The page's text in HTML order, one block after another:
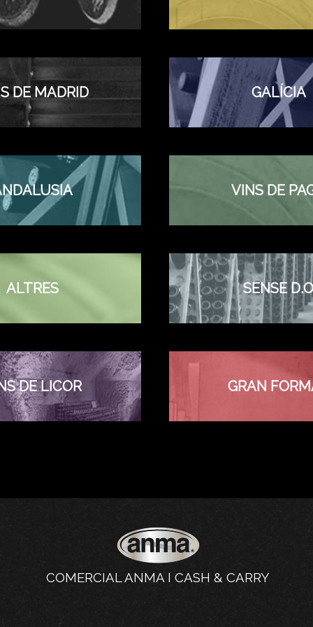
DE MADRID GALÍCIA
VINS DE
ALTRES SENSE
DE LICOR GRAN
COMERCIAL ANMA I CASH & CARRY